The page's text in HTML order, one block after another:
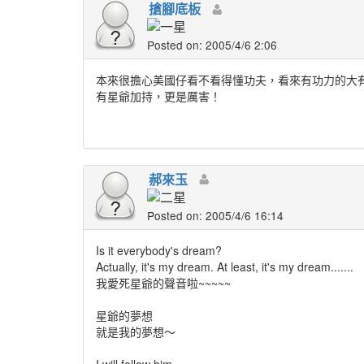
搶腳底板
Posted on: 2005/4/6 2:06
本來很擔心美國仔看不看得懂功夫，看來有功力的大
有星爺加持，更是厲害！
郝來玉
Posted on: 2005/4/6 16:14
Is it everybody's dream?
Actually, it's my dream. At least, it's my dream.......
我愛死星爺的聲音啦~~~~~
星爺的夢想
就是我的夢想～